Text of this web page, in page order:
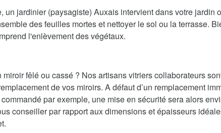
un jardinier (paysagiste) Auxais intervient dans votre jardin
des feuilles mortes et nettoyer le sol ou la terrasse.
l'enlèvement des végétaux.
miroir fêlé ou cassé ? Nos artisans vitriers collaborateurs
de vos miroirs. A défaut d’un remplacement
commandé par exemple, une mise en sécurité sera alors
conseiller par rapport aux dimensions et épaisseurs